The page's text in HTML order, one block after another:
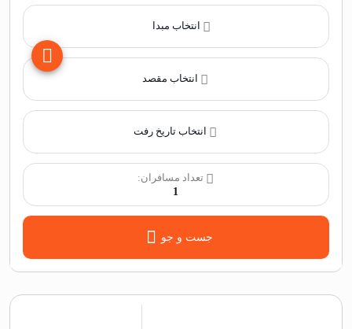
انتخاب مبدا
انتخاب مقصد
تعداد مسافران:
1
جست و جو